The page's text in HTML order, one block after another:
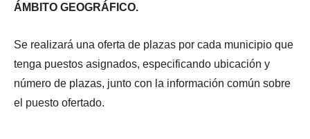
ÁMBITO GEOGRÁFICO.
Se realizará una oferta de plazas por cada municipio que
tenga puestos asignados, especificando ubicación y
número de plazas, junto con la información común sobre
el puesto ofertado.